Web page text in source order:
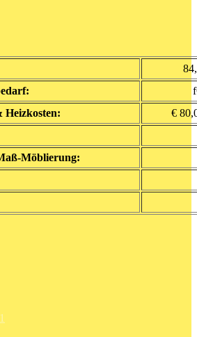
Heizkosten:
€
Möblierung: